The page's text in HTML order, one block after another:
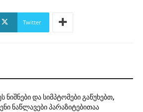
Twitter
ნიშნები და სიმპტომები გაწუხებთ,
ნაწლავები პარაზიტებითაა